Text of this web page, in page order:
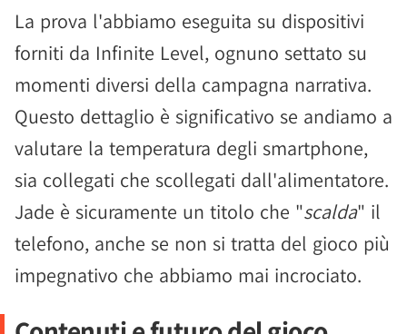
La prova l'abbiamo eseguita su dispositivi
forniti da Infinite Level, ognuno settato su
momenti diversi della campagna narrativa.
Questo dettaglio è significativo se andiamo a
valutare la temperatura degli smartphone,
sia collegati che scollegati dall'alimentatore.
Jade è sicuramente un titolo che "scalda" il
telefono, anche se non si tratta del gioco più
impegnativo che abbiamo mai incrociato.